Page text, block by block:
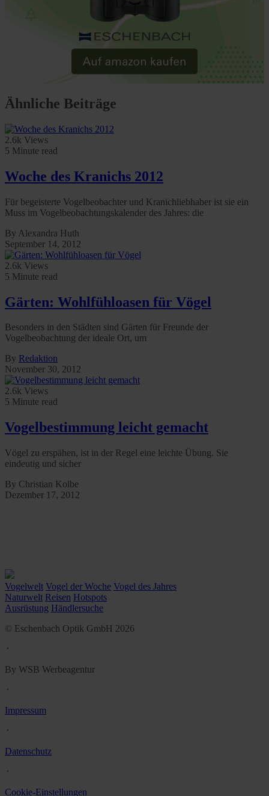
Ähnliche Beiträge
2.6k Views
5 Minute read
Woche des Kranichs 2012
Für begeisterte Vogelbeobachter und Kranichliebhaber ist sie ein
Muss im Vogelbeobachtungskalender des Jahres: die
By Alexandra Huth
September 14, 2012
2.6k Views
5 Minute read
Gärten: Wohlfühloasen für Vögel
Besonders in den Städten sind Gärten für Freunde der
Vogelbeobachtung der ideale Ort, um
By Redaktion
November 30, 2012
2.6k Views
5 Minute read
Vogelbestimmung leicht gemacht
Vögel zu erspähen, ist in der Regel eine leichte Übung. Sie
eindeutig und sicher
By Christian Kolbe
Dezember 17, 2012
Vogelwelt Vogel der Woche Vogel des Jahres
Naturwelt Reisen Hotspots
Ausrüstung Händlersuche
© Eschenbach Optik GmbH 2026
᛫
By WSB Werbeagentur
᛫
Impressum
᛫
Datenschutz
᛫
Cookie-Einstellungen